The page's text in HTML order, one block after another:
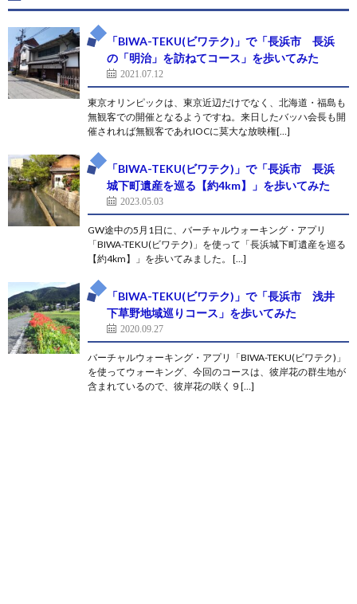
「BIWA-TEKU(ビワテク)」で「長浜市 長浜
の「明治」を訪ねてコース」を歩いてみた
2021.07.12
東京オリンピックは、東京近辺だけでなく、北海道・福島も
無観客での開催となるようですね。来日したバッハ会長も開
催されれば無観客であれIOCに莫大な放映権[…]
「BIWA-TEKU(ビワテク)」で「長浜市 長浜
城下町遺産を巡る【約4km】」を歩いてみた
2023.05.03
GW途中の5月1日に、バーチャルウォーキング・アプリ
「BIWA-TEKU(ビワテク)」を使って「長浜城下町遺産を巡る
【約4km】」を歩いてみました。 […]
「BIWA-TEKU(ビワテク)」で「長浜市 浅井
下草野地域巡りコース」を歩いてみた
2020.09.27
バーチャルウォーキング・アプリ「BIWA-TEKU(ビワテク)」
を使ってウォーキング、今回のコースは、彼岸花の群生地が
含まれているので、彼岸花の咲く９[…]